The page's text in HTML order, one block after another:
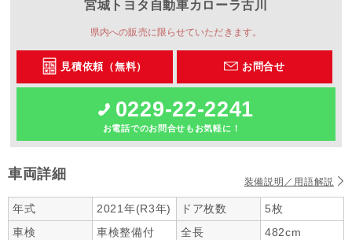
宮城トヨタ自動車カローラ古川
県内への販売に限らせていただきます。
見積依頼（無料） お問合せ
0229-22-2241
お電話でのお問合せもお気軽に！
車両詳細 装備説明／用語解説
年式 2021年(R3年) ドア枚数
5枚
車検
車検整備付 全長
482cm